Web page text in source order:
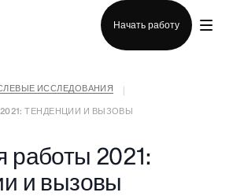
Начать работу
ИССЛЕДОВАНИЯ
ТЕНДЕНЦИИ И ВЫЗОВЫ
работы 2021:
и вызовы